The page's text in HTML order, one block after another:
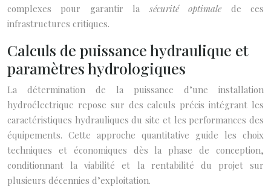
complexes pour garantir la sécurité optimale de ces
infrastructures critiques.
Calculs de puissance hydraulique et
paramètres hydrologiques
La détermination de la puissance d’une installation
hydroélectrique repose sur des calculs précis intégrant les
caractéristiques hydrauliques du site et les performances des
équipements. Cette approche quantitative guide les choix
techniques et économiques dès la phase de conception,
conditionnant la viabilité et la rentabilité du projet sur
plusieurs décennies d’exploitation.